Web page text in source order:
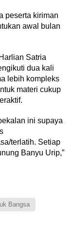
peserta kiriman
awal bulan
Satria
dua kali
lebih kompleks
materi cukup
ini supaya
terlatih. Setiap
Banyu Urip,”
Bangsa